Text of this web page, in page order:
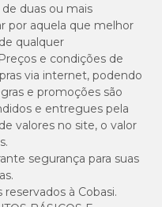
duas ou mais
por aquela que melhor
qualquer
e condições de
via internet, podendo
e promoções são
e entregues pela
valores no site, o valor
segurança para suas
à Cobasi.